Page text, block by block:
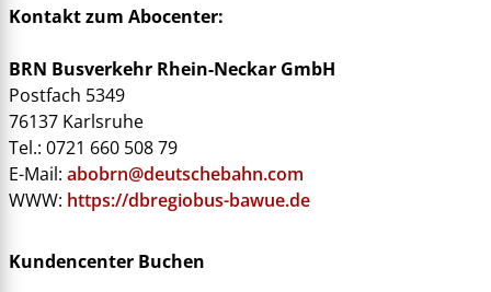
Kontakt zum Abocenter:
BRN Busverkehr Rhein-Neckar GmbH
Postfach 5349
76137 Karlsruhe
Tel.: 0721 660 508 79
E-Mail: abobrn@deutschebahn.com
WWW: https://dbregiobus-bawue.de
Kundencenter Buchen